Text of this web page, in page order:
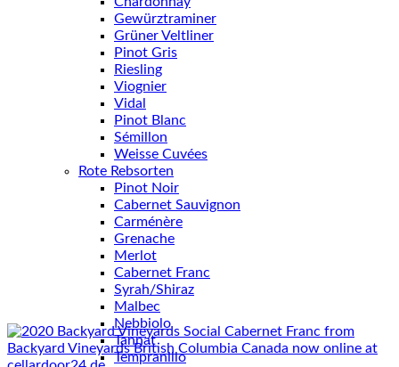
Gewürztraminer
Grüner Veltliner
Pinot Gris
Riesling
Viognier
Vidal
Pinot Blanc
Sémillon
Weisse Cuvées
Rote Rebsorten
Pinot Noir
Cabernet Sauvignon
Carménère
Grenache
Merlot
Cabernet Franc
Syrah/Shiraz
Malbec
Nebbiolo
Tannat
Tempranillo